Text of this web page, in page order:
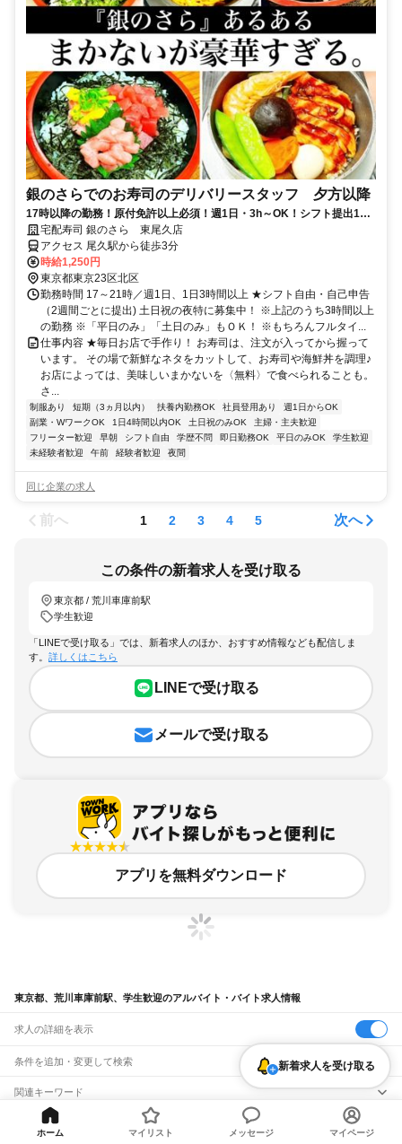
銀のさらでのお寿司のデリバリースタッフ 夕方以降
17時以降の勤務！原付免許以上必須！週1日・3h～OK！シフト提出1週
間毎★社割最大50％オフ！ 尾久駅徒歩3分
宅配寿司 銀のさら 東尾久店
アクセス 尾久駅から徒歩3分
時給1,250円
東京都東京23区北区
勤務時間 17～21時／週1日、1日3時間以上 ★シフト自由・自己申告
（2週間ごとに提出) 土日祝の夜特に募集中！ ※上記のうち3時間以上
の勤務 ※「平日のみ」「土日のみ」もＯＫ！ ※もちろんフルタイ...
仕事内容 ★毎日お店で手作り！ お寿司は、注文が入ってから握って
います。 その場で新鮮なネタをカットして、お寿司や海鮮丼を調理♪
お店によっては、美味しいまかないを〈無料〉で食べられることも。
さ...
制服あり 短期（3ヵ月以内） 扶養内勤務OK 社員登用あり
週1日からOK
副業・WワークOK
1日4時間以内OK 土日祝のみOK
主婦・主夫歓迎
フリーター歓迎
早朝 シフト自由 学歴不問 即日勤務OK 平日のみOK
学生歓迎
未経験者歓迎
午前 経験者歓迎 夜間
同じ企業の求人
前へ 1 2 3 4 5 次へ
この条件の新着求人を受け取る
東京都 / 荒川車庫前駅
学生歓迎
「LINEで受け取る」では、新着求人のほか、おすすめ情報なども配信しま
す。 詳しくはこちら
LINEで受け取る
メールで受け取る
アプリを無料ダウンロード
東京都、荒川車庫前駅、学生歓迎のアルバイト・バイト求人情報
求人の詳細を表示
条件を追加・変更して検索
市区町村を追加・変更
東京都
東京都すべて
駅を追加・変更
関連キーワード
完全在宅ワーク 全国 シール貼り 在宅 ガチャガチャ
バイトTOP
東京23区 荒川車庫前駅
学生歓迎の
新着求人を受け取る
ホーム マイリスト メッセージ マイページ